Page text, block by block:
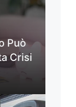
Può
Crisi